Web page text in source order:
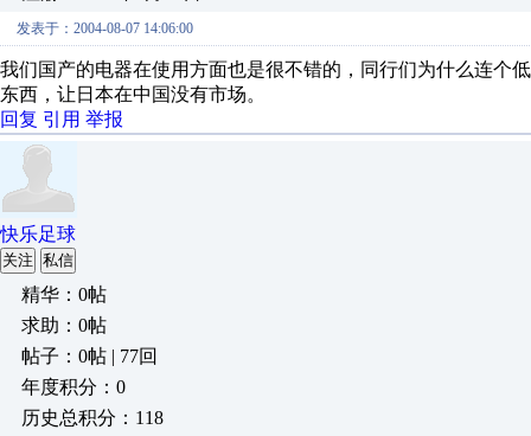
发表于：2004-08-07 14:06:00
我们国产的电器在使用方面也是很不错的，同行们为什么连个
东西，让日本在中国没有市场。
回复 引用 举报
快乐足球
关注 私信
精华：0帖
求助：0帖
帖子：0帖 | 77回
年度积分：0
历史总积分：118